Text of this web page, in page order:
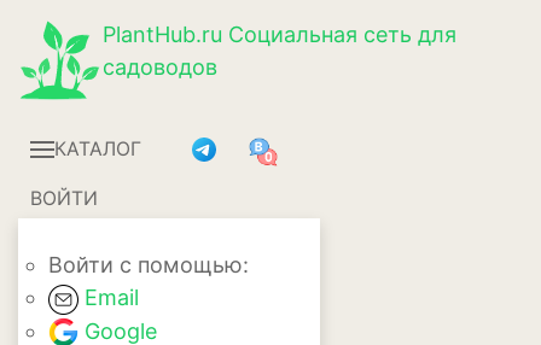
PlantHub.ru Социальная сеть для
садоводов
КАТАЛОГ
ВОЙТИ
Войти с помощью:
Email
Google